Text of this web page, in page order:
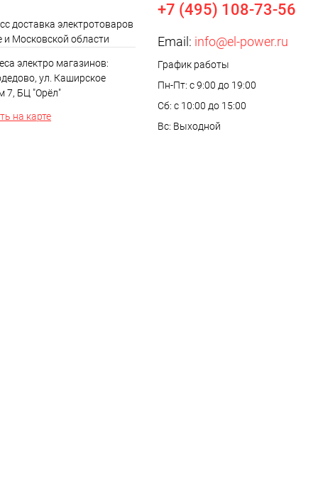
доставка электротоваров
и Московской области
электро магазинов:
ул. Каширское
7, БЦ "Орёл"
на карте
+7 (495) 108-73-56
Email: info@el-power.ru
График работы
Пн-Пт: с 9:00 до 19:00
Сб: с 10:00 до 15:00
Вс: Выходной